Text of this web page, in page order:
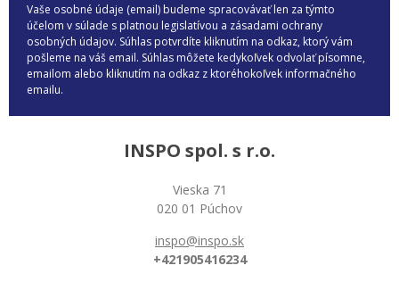
Vaše osobné údaje (email) budeme spracovávať len za týmto
účelom v súlade s platnou legislatívou a zásadami ochrany
osobných údajov. Súhlas potvrdíte kliknutím na odkaz, ktorý vám
pošleme na váš email. Súhlas môžete kedykoľvek odvolať písomne,
emailom alebo kliknutím na odkaz z ktoréhokoľvek informačného
emailu.
INSPO spol. s r.o.
Vieska 71
020 01 Púchov
inspo@inspo.sk
+421905416234